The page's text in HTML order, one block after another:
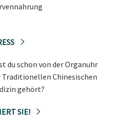
du schon von der Organuhr
Traditionellen Chinesischen
gehört?
SIE!